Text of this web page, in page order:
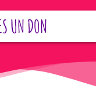
UN DON